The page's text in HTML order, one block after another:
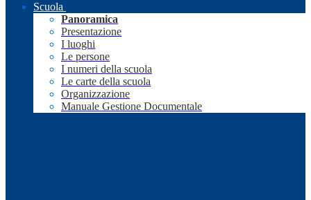
Scuola
Panoramica
Presentazione
I luoghi
Le persone
I numeri della scuola
Le carte della scuola
Organizzazione
Manuale Gestione Documentale